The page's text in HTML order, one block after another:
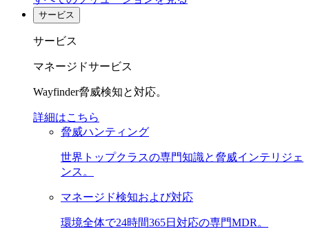
サービス
サービス
マネージドサービス
Wayfinder脅威検知と対応。
詳細はこちら
脅威ハンティング
世界トップクラスの専門知識と脅威インテリジェ
ンス。
マネージド検知および対応
環境全体で24時間365日対応の専門MDR。